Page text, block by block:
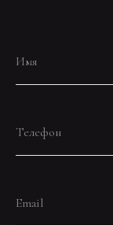
Имя
Телефон
Email